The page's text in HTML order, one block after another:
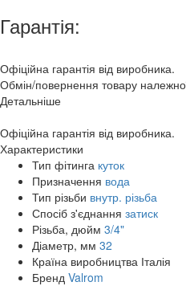
Гарантія:
Офіційна гарантія від виробника.
Обмін/повернення товару
Детальніше
Офіційна гарантія від виробника.
Характеристики
Тип фітинга куток
Призначення вода
Тип різьби внутр. різьба
Спосіб з'єднання затиск
Різьба, дюйм 3/4"
Діаметр, мм 32
Країна виробництва Італія
Бренд Valrom